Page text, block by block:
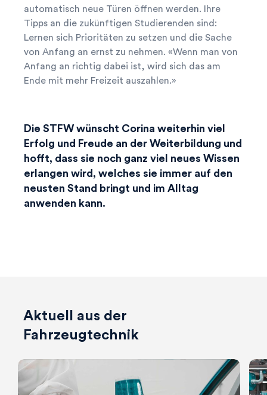
automatisch neue Türen öffnen werden. Ihre
Tipps an die zukünftigen Studierenden sind:
Lernen sich Prioritäten zu setzen und die Sache
von Anfang an ernst zu nehmen. «Wenn man von
Anfang an richtig dabei ist, wird sich das am
Ende mit mehr Freizeit auszahlen.»
Die STFW wünscht Corina weiterhin viel
Erfolg und Freude an der Weiterbildung und
hofft, dass sie noch ganz viel neues Wissen
erlangen wird, welches sie immer auf den
neusten Stand bringt und im Alltag
anwenden kann.
Aktuell aus der
Fahrzeugtechnik